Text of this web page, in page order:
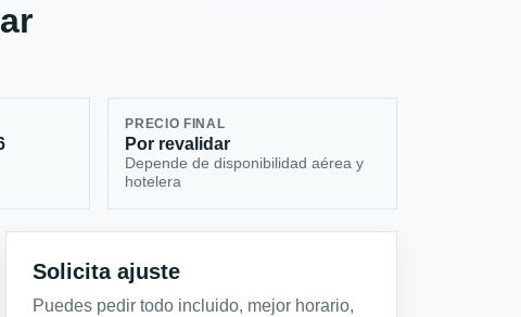
PRECIO FINAL
Por revalidar
Depende de disponibilidad aérea y
hotelera
Solicita ajuste
Puedes pedir todo incluido, mejor horario,